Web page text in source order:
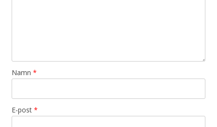
Namn *
E-post *